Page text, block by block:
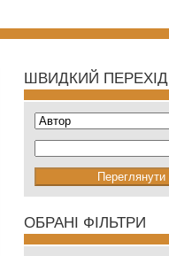
ШВИДКИЙ ПЕРЕХІД
ОБРАНІ ФІЛЬТРИ